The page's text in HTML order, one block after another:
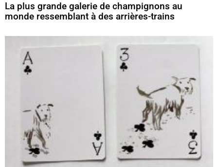
La plus grande galerie de champignons au
monde ressemblant à des arrières-trains